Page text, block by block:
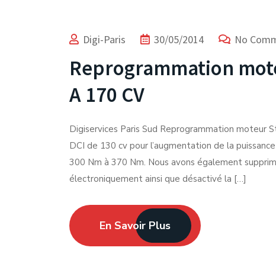
Digi-Paris 30/05/2014 No
Reprogrammation
A 170 CV
Digiservices Paris Sud Reprogrammation moteur
DCI de 130 cv pour l’augmentation de la
300 Nm à 370 Nm. Nous avons également
électroniquement ainsi que désactivé la […]
En Savoir Plus